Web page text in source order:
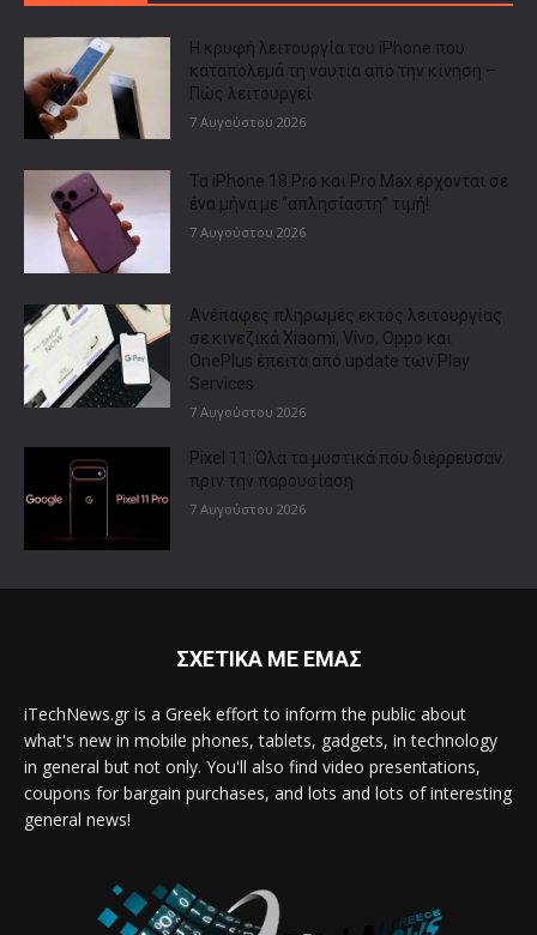
Η κρυφή λειτουργία του iPhone που
καταπολεμά τη ναυτία από την κίνηση –
Πώς λειτουργεί
7 Αυγούστου 2026
Τα iPhone 18 Pro και Pro Max έρχονται σε
ένα μήνα με “απλησίαστη” τιμή!
7 Αυγούστου 2026
Ανέπαφες πληρωμές εκτός λειτουργίας
σε κινεζικά Xiaomi, Vivo, Oppo και
OnePlus έπειτα από update των Play
Services
7 Αυγούστου 2026
Pixel 11: Όλα τα μυστικά που διέρρευσαν
πριν την παρουσίαση
7 Αυγούστου 2026
ΣΧΕΤΙΚΑ ΜΕ ΕΜΑΣ
iTechNews.gr is a Greek effort to inform the public about
what's new in mobile phones, tablets, gadgets, in technology
in general but not only. You'll also find video presentations,
coupons for bargain purchases, and lots and lots of interesting
general news!